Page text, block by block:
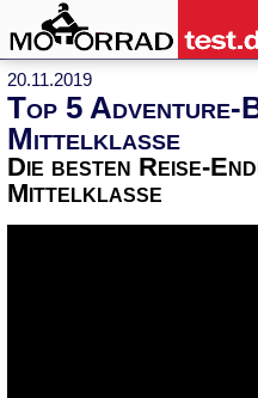
20.11.2019
Top 5 Adventure-
Mittelklasse
Die besten Reise-
Mittelklasse